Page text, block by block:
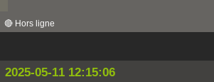
🔴 Hors ligne
2025-05-11 12:15:06